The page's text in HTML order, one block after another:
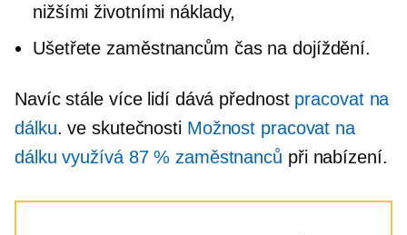
nižšími životními náklady,
Ušetřete zaměstnancům čas na dojíždění.
Navíc stále více lidí dává přednost pracovat na
dálku. ve skutečnosti Možnost pracovat na
dálku využívá 87 % zaměstnanců při nabízení.